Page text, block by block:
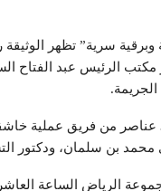
سرية” تظهر
مكتب الرئيس عبد الفتاح
الجريمة.
وتقرر وفقاً للوثيقة سفر 3 عناصر
بن سلمان، ودكتور